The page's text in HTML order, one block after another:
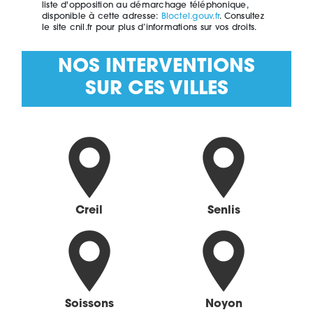
liste d'opposition au démarchage téléphonique,
disponible à cette adresse: Bloctel.gouv.fr. Consultez
le site cnil.fr pour plus d’informations sur vos droits.
NOS INTERVENTIONS
SUR CES VILLES
Creil Senlis
Soissons Noyon